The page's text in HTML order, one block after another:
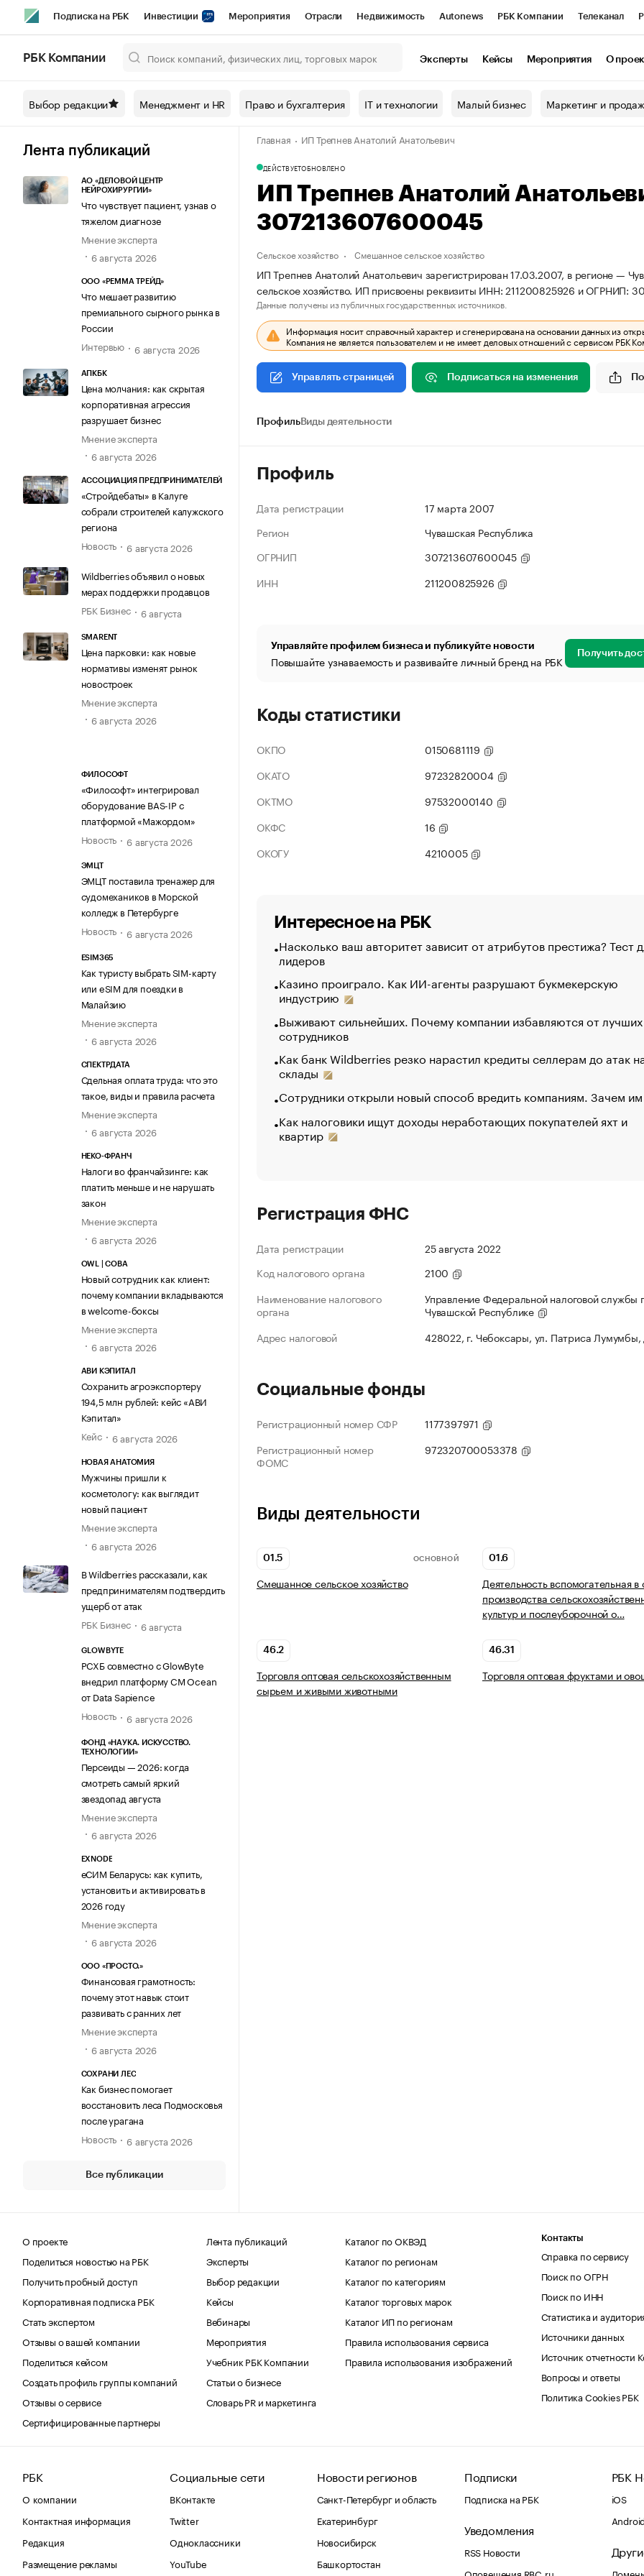
Подписка на РБК Инвестиции Мероприятия Отрасли Недвижимость Autonews РБК Компании Телеканал
Спецпроекты СПб Конференции СПб Спецпроекты Проверка контрагентов
Технологии и медиа Рынок наличной валюты
РБК Компании Эксперты Кейсы Мероприятия О
Выбор редакции Менеджмент и HR Право и бухгалтерия IT и технологии Малый бизнес Маркетинг и
Лента публикаций
АО «ДЕЛОВОЙ ЦЕНТР
НЕЙРОХИРУРГИИ»
Что чувствует пациент, узнав о
тяжелом диагнозе
Мнение эксперта
6 августа 2026
ООО «РЕММА ТРЕЙД»
Что мешает развитию
премиального сырного рынка в
России
Интервью
6 августа 2026
АПКБК
Цена молчания: как скрытая
корпоративная агрессия
разрушает бизнес
Мнение эксперта
6 августа 2026
АССОЦИАЦИЯ ПРЕДПРИНИМАТЕЛЕЙ
«Стройдебаты» в Калуге
собрали строителей калужского
региона
Новость
6 августа 2026
Wildberries объявил о новых
мерах поддержки продавцов
РБК Бизнес
6 августа
SMARENT
Цена парковки: как новые
нормативы изменят рынок
новостроек
Мнение эксперта
6 августа 2026
ФИЛОСОФТ
«Философт» интегрировал
оборудование BAS-IP с
платформой «Мажордом»
Новость
6 августа 2026
ЭМЦТ
ЭМЦТ поставила тренажер для
судомехаников в Морской
колледж в Петербурге
Новость
6 августа 2026
ESIM365
Как туристу выбрать SIM-карту
или eSIM для поездки в
Малайзию
Мнение эксперта
6 августа 2026
СПЕКТРДАТА
Сдельная оплата труда: что это
такое, виды и правила расчета
Мнение эксперта
6 августа 2026
НЕКО-ФРАНЧ
Налоги во франчайзинге: как
платить меньше и не нарушать
закон
Мнение эксперта
6 августа 2026
OWL | СОВА
Новый сотрудник как клиент:
почему компании вкладываются
в welcome-боксы
Мнение эксперта
6 августа 2026
АВИ КЭПИТАЛ
Сохранить агроэкспортеру
194,5 млн рублей: кейс «АВИ
Кэпитал»
Кейс
6 августа 2026
НОВАЯ АНАТОМИЯ
Мужчины пришли к
косметологу: как выглядит
новый пациент
Мнение эксперта
6 августа 2026
В Wildberries рассказали, как
предпринимателям подтвердить
ущерб от атак
РБК Бизнес
6 августа
GLOWBYTE
РСХБ совместно с GlowByte
внедрил платформу CM Ocean
от Data Sapience
Новость
6 августа 2026
ФОНД «НАУКА. ИСКУССТВО.
ТЕХНОЛОГИИ»
Персеиды — 2026: когда
смотреть самый яркий
звездопад августа
Мнение эксперта
6 августа 2026
EXNODE
еСИМ Беларусь: как купить,
установить и активировать в
2026 году
Мнение эксперта
6 августа 2026
ООО «ПРОСТО.»
Финансовая грамотность:
почему этот навык стоит
развивать с ранних лет
Мнение эксперта
6 августа 2026
СОХРАНИ ЛЕС
Как бизнес помогает
восстановить леса Подмосковья
после урагана
Новость
6 августа 2026
Все публикации
Главная ИП Трепнев Анатолий Анатольевич
ДЕЙСТВУЕТОБНОВЛЕНО
ИП Трепнев Анатолий
307213607600045
Сельское хозяйство Смешанное сельское хозяйство
ИП Трепнев Анатолий Анатольевич зарегистрирован 17.03.2007, в регионе —
сельское хозяйство. ИП присвоены реквизиты ИНН: 211200825926 и ОГРНИП:
Данные получены из публичных государственных источников.
Информация носит справочный характер и сгенерирована на основании данных из
Компания не является пользователем и не имеет деловых отношений с сервисом РБК
Управлять страницей Подписаться на изменения
ПрофильВиды деятельности
Профиль
Дата регистрации
17 марта 2007
Регион
Чувашская Республика
ОГРНИП
307213607600045
ИНН
211200825926
Управляйте профилем бизнеса и публикуйте новости
Повышайте узнаваемость и развивайте личный бренд на РБК Получить
Коды статистики
ОКПО
0150681119
ОКАТО
97232820004
ОКТМО
97532000140
ОКФС
16
ОКОГУ
4210005
Интересное на РБК
Насколько ваш авторитет зависит от атрибутов престижа? Тест
лидеров
Казино проиграло. Как ИИ-агенты разрушают букмекерскую
индустрию
Выживают сильнейших. Почему компании избавляются от лучших
сотрудников
Как банк Wildberries резко нарастил кредиты селлерам до атак
склады
Сотрудники открыли новый способ вредить компаниям. Зачем
Как налоговики ищут доходы неработающих покупателей яхт и
квартир
Регистрация ФНС
Дата регистрации
25 августа 2022
Код налогового органа
2100
Наименование налогового
органа
Управление Федеральной налоговой службы
Чувашской Республике
Адрес налоговой
428022, г. Чебоксары, ул. Патриса Лумумбы,
Социальные фонды
Регистрационный номер СФР
1177397971
Регистрационный номер
ФОМС
972320700053378
Виды деятельности
01.5 ОСНОВНОЙ
Смешанное сельское хозяйство
01.6
Деятельность вспомогательная в
производства
культур и послеуборочной о…
46.2
Торговля оптовая сельскохозяйственным
сырьем и живыми животными
46.31
Торговля оптовая фруктами и
О проекте
Поделиться новостью на РБК
Получить пробный доступ
Корпоративная подписка РБК
Стать экспертом
Отзывы о вашей компании
Поделиться кейсом
Создать профиль группы компаний
Отзывы о сервисе
Сертифицированные партнеры
Лента публикаций
Эксперты
Выбор редакции
Кейсы
Вебинары
Мероприятия
Учебник РБК Компании
Статьи о бизнесе
Словарь PR и маркетинга
Каталог по ОКВЭД
Каталог по регионам
Каталог по категориям
Каталог торговых марок
Каталог ИП по регионам
Правила использования сервиса
Правила использования изображений
Контакты
Справка по сервису
Поиск по ОГРН
Поиск по ИНН
Статистика и
Источники данных
Источник отчетности
Вопросы и ответы
Политика Cookies РБК
РБК
О компании
Контактная информация
Редакция
Размещение рекламы
Социальные сети
ВКонтакте
Twitter
Одноклассники
YouTube
Новости регионов
Санкт-Петербург и область
Екатеринбург
Новосибирск
Башкортостан
Подписки
Подписка на РБК
Уведомления
RSS Новости
Оповещения RBC.ru
РБК
iOS